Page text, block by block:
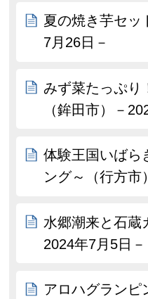
夏の焼き芋セッ
7月26日－
みず菜たっぷり
（鉾田市）－
体験王国いばら
ング～（行方市
水郷潮来と石蔵
2024年7月5日－
アロハグランピ